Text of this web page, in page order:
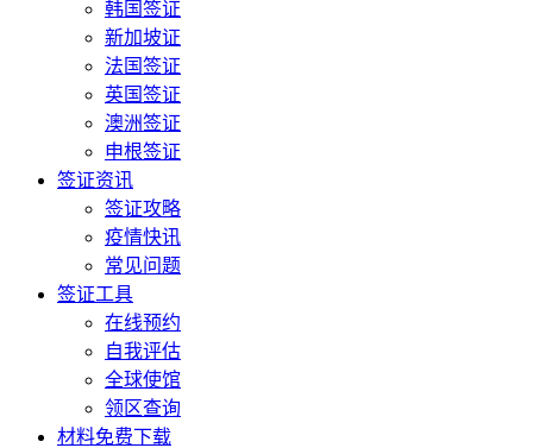
韩国签证
新加坡证
法国签证
英国签证
澳洲签证
申根签证
签证资讯
签证攻略
疫情快讯
常见问题
签证工具
在线预约
自我评估
全球使馆
领区查询
材料免费下载